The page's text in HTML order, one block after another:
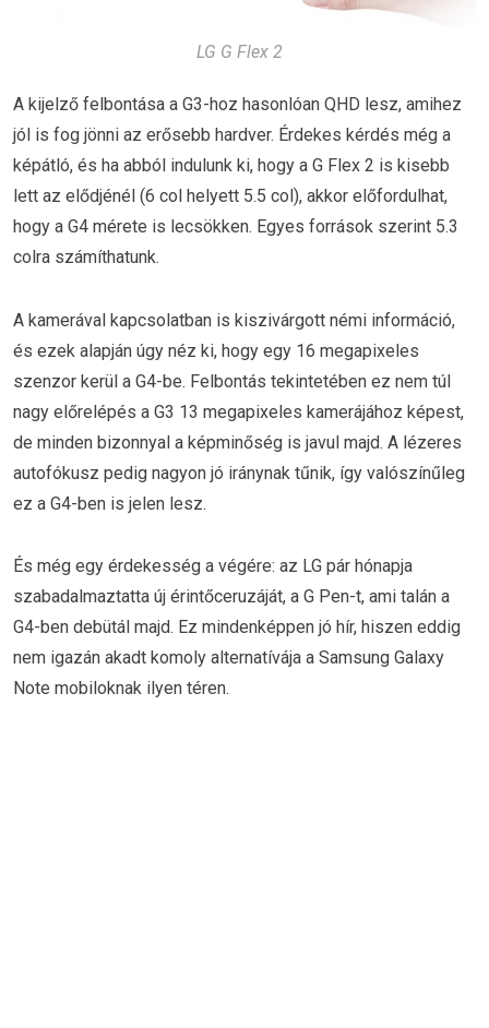
LG G Flex 2
A kijelző felbontása a G3-hoz hasonlóan QHD lesz, amihez
jól is fog jönni az erősebb hardver. Érdekes kérdés még a
képátló, és ha abból indulunk ki, hogy a G Flex 2 is kisebb
lett az elődjénél (6 col helyett 5.5 col), akkor előfordulhat,
hogy a G4 mérete is lecsökken. Egyes források szerint 5.3
colra számíthatunk.
A kamerával kapcsolatban is kiszivárgott némi információ,
és ezek alapján úgy néz ki, hogy egy 16 megapixeles
szenzor kerül a G4-be. Felbontás tekintetében ez nem túl
nagy előrelépés a G3 13 megapixeles kamerájához képest,
de minden bizonnyal a képminőség is javul majd. A lézeres
autofókusz pedig nagyon jó iránynak tűnik, így valószínűleg
ez a G4-ben is jelen lesz.
És még egy érdekesség a végére: az LG pár hónapja
szabadalmaztatta új érintőceruzáját, a G Pen-t, ami talán a
G4-ben debütál majd. Ez mindenképpen jó hír, hiszen eddig
nem igazán akadt komoly alternatívája a Samsung Galaxy
Note mobiloknak ilyen téren.